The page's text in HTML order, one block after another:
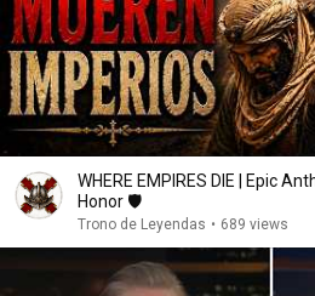
WHERE EMPIRES DIE | Epic
Honor 🛡️
Trono de Leyendas • 689 views